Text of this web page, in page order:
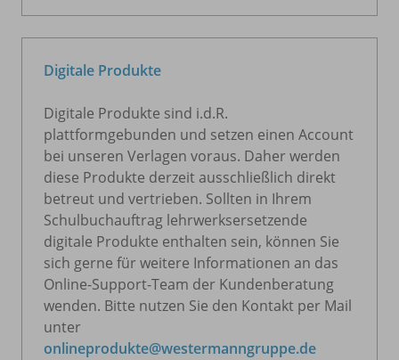
Digitale Produkte
Digitale Produkte sind i.d.R.
plattformgebunden und setzen einen Account
bei unseren Verlagen voraus. Daher werden
diese Produkte derzeit ausschließlich direkt
betreut und vertrieben. Sollten in Ihrem
Schulbuchauftrag lehrwerksersetzende
digitale Produkte enthalten sein, können Sie
sich gerne für weitere Informationen an das
Online-Support-Team der Kundenberatung
wenden. Bitte nutzen Sie den Kontakt per Mail
unter
onlineprodukte@westermanngruppe.de